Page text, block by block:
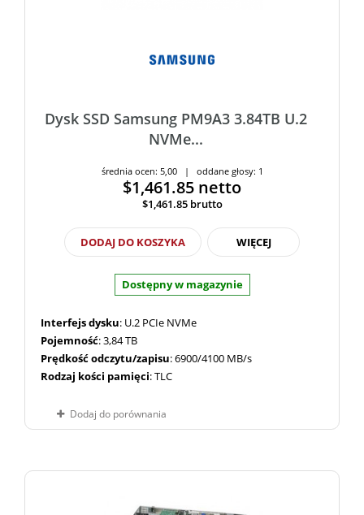
Dysk SSD Samsung PM9A3 3.84TB U.2
NVMe...
średnia ocen: 5,00 | oddane głosy: 1
$1,461.85 netto
$1,461.85 brutto
DODAJ DO KOSZYKA WIĘCEJ
Dostępny w magazynie
Interfejs dysku: U.2 PCIe NVMe
Pojemność: 3,84 TB
Prędkość odczytu/zapisu: 6900/4100 MB/s
Rodzaj kości pamięci: TLC
Dodaj do porównania